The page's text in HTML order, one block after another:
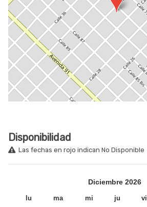
Disponibilidad
Las fechas en rojo indican No Disponible
Diciembre 2026
lu ma mi ju vi